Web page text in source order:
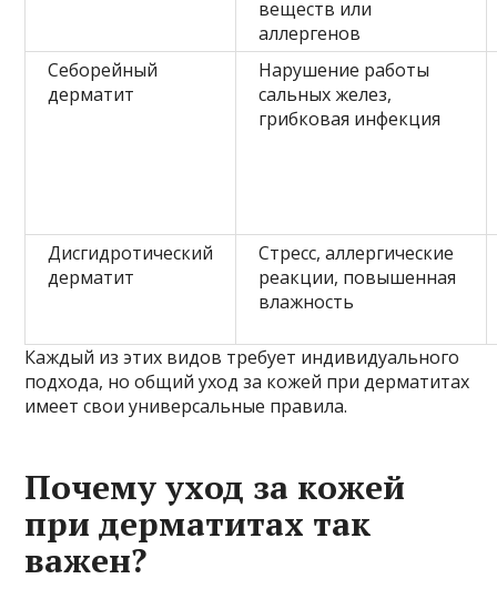
веществ или
аллергенов
Себорейный
дерматит
Нарушение работы
сальных желез,
грибковая инфекция
Дисгидротический
дерматит
Стресс, аллергические
реакции, повышенная
влажность
Каждый из этих видов требует индивидуального
подхода, но общий уход за кожей при дерматитах
имеет свои универсальные правила.
Почему уход за кожей
при дерматитах так
важен?